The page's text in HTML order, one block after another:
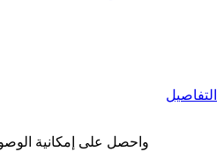
التفاصيل